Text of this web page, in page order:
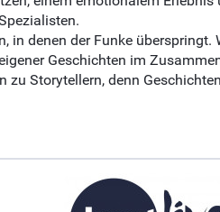
in denen der Funke überspringt.
Geschichten im
zu Storytellern, denn